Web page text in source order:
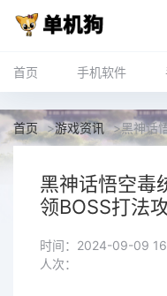
首页 手机软件
首页 >游戏资讯 >黑神话
黑神话悟空毒
领BOSS打法
时间：2024-09-09
人次：